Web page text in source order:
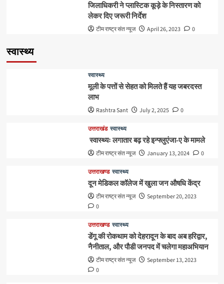
जिलाधिकरी ने प्लास्टिक कूड़े के निस्तारण को
लेकर दिए जरूरी निर्देश
टीम राष्ट्र संत न्यूज April 26, 2023 0
स्वास्थ्य
स्वास्थ्य
मूली के पत्तों से सेहत को मिलते हैं यह जबरदस्त
लाभ
Rashtra Sant July 2, 2025 0
उत्तराखंड स्वास्थ्य
स्वास्थ्यः लगातार बढ़ रहे इन्फ्लुएंजा-ए के मामले
टीम राष्ट्र संत न्यूज January 13, 2024 0
उत्तराखण्ड स्वास्थ्य
दून मेडिकल कॉलेज में खुला जन औषधि केंद्र
टीम राष्ट्र संत न्यूज
September 20, 2023
0
उत्तराखण्ड स्वास्थ्य
डेंगू की रोकथाम को देहरादून के बाद अब हरिद्वार,
नैनीताल, और पौडी जनपद में चलेगा महाअभियान
टीम राष्ट्र संत न्यूज
September 13, 2023
0